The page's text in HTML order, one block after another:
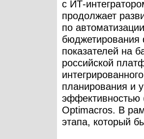
с ИТ-
продолжает
по
показателей на
российской
планирования и
эффективностью
Optimacros. В
этапа, который